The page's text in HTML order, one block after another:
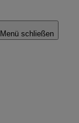
Menü schließen